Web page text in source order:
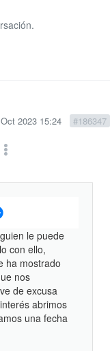
2023 15:24 #186347
le puede
con ello,
ha mostrado
nos
de excusa
abrimos
una fecha